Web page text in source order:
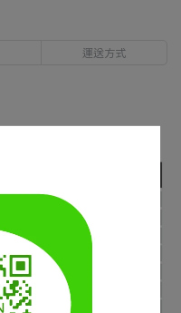
運送方式